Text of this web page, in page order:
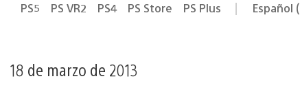
PS5 PS VR2 PS4 PS Store PS Plus Región
Español
18 de marzo de 2013